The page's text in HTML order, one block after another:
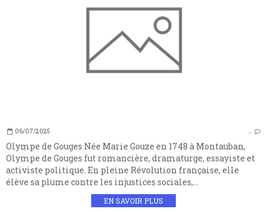
06/07/2025 …
Olympe de Gouges Née Marie Gouze en 1748 à Montauban,
Olympe de Gouges fut romancière, dramaturge, essayiste et
activiste politique. En pleine Révolution française, elle
élève sa plume contre les injustices sociales,...
EN SAVOIR PLUS